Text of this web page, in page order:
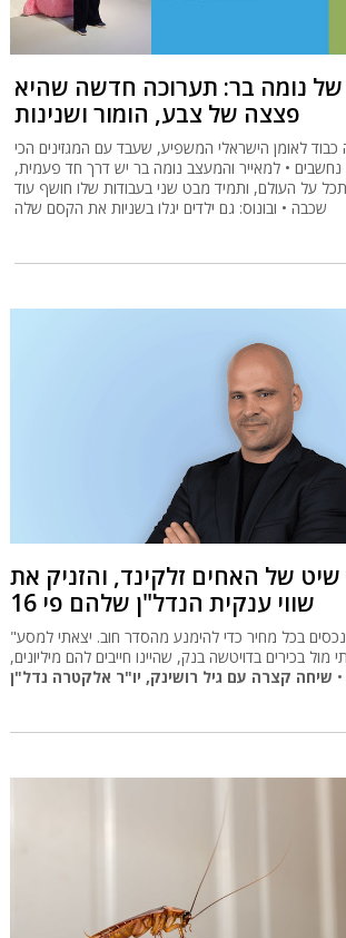
נומה בר: תערוכה חדשה שהיא
פצצה של צבע, הומור ושנינות
כבוד לאומן הישראלי המשפיע, שעבד עם המגזינים הכי
נחשבים • למאייר והמעצב נומה בר יש דרך חד פעמית,
על העולם, ותמיד מבט שני בעבודות שלו חושף עוד
שכבה • ובונוס: גם ילדים יגלו בשניות את הקסם שלה
של האחים זלקינד, והזניק את
שווי ענקית הנדל"ן שלהם פי 16
"אחרי 2008 מכרנו נכסים בכל מחיר כדי להימנע מהסדר חוב. יצאתי למסע
מול בכירים בדויטשה בנק, שהיינו חייבים להם מיליונים,
שיחה קצרה עם גיל רושינק, יו"ר אלקטרה נדל"ן